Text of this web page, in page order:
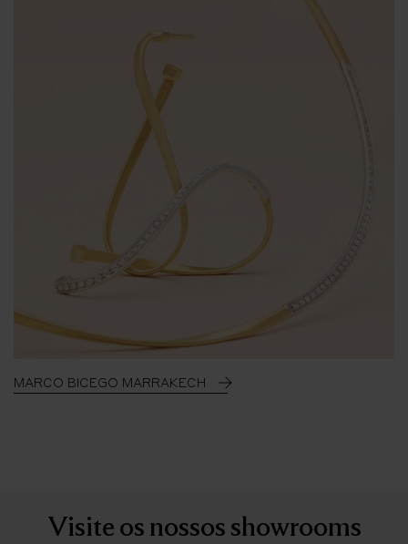
MARCO BICEGO MARRAKECH
Visite os nossos showrooms